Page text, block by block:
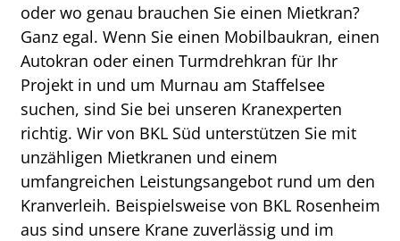
oder wo genau brauchen Sie einen Mietkran?
Ganz egal. Wenn Sie einen Mobilbaukran, einen
Autokran oder einen Turmdrehkran für Ihr
Projekt in und um Murnau am Staffelsee
suchen, sind Sie bei unseren Kranexperten
richtig. Wir von BKL Süd unterstützen Sie mit
unzähligen Mietkranen und einem
umfangreichen Leistungsangebot rund um den
Kranverleih. Beispielsweise von BKL Rosenheim
aus sind unsere Krane zuverlässig und im